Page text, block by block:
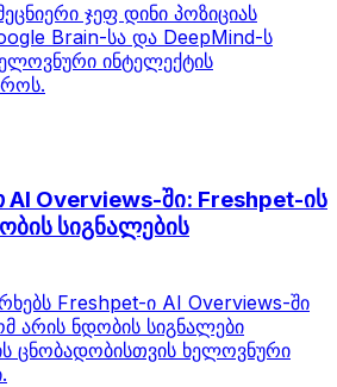
ჯეფ დინი პოზიციას
Brain-სა და DeepMind-ს
ინტელექტის
Overviews-ში: Freshpet-ის
სიგნალების
Freshpet-ი AI Overviews-ში
არის ნდობის სიგნალები
ცნობადობისთვის ხელოვნური